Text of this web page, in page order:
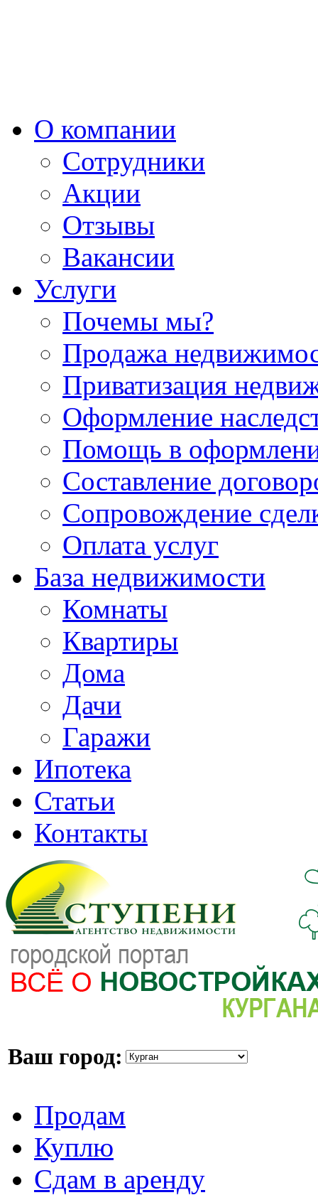
О компании
Сотрудники
Акции
Отзывы
Вакансии
Услуги
Почемы мы?
Продажа
Приватизация
Оформление
Помощь в
Составление
Сопровождение
Оплата услуг
База недвижимости
Комнаты
Квартиры
Дома
Дачи
Гаражи
Ипотека
Статьи
Контакты
Ваш город:
Продам
Куплю
Сдам в аренду